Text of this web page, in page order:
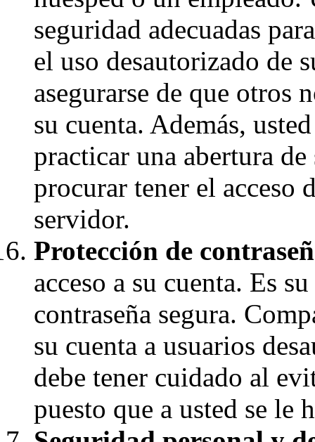
seguridad adecuadas
el uso desautorizado de
asegurarse de que otros
su cuenta. Además,
practicar una abertura
procurar tener el acceso
servidor.
Protección de
acceso a su cuenta. Es
contraseña segura.
su cuenta a usuarios
debe tener cuidado al
puesto que a usted se le